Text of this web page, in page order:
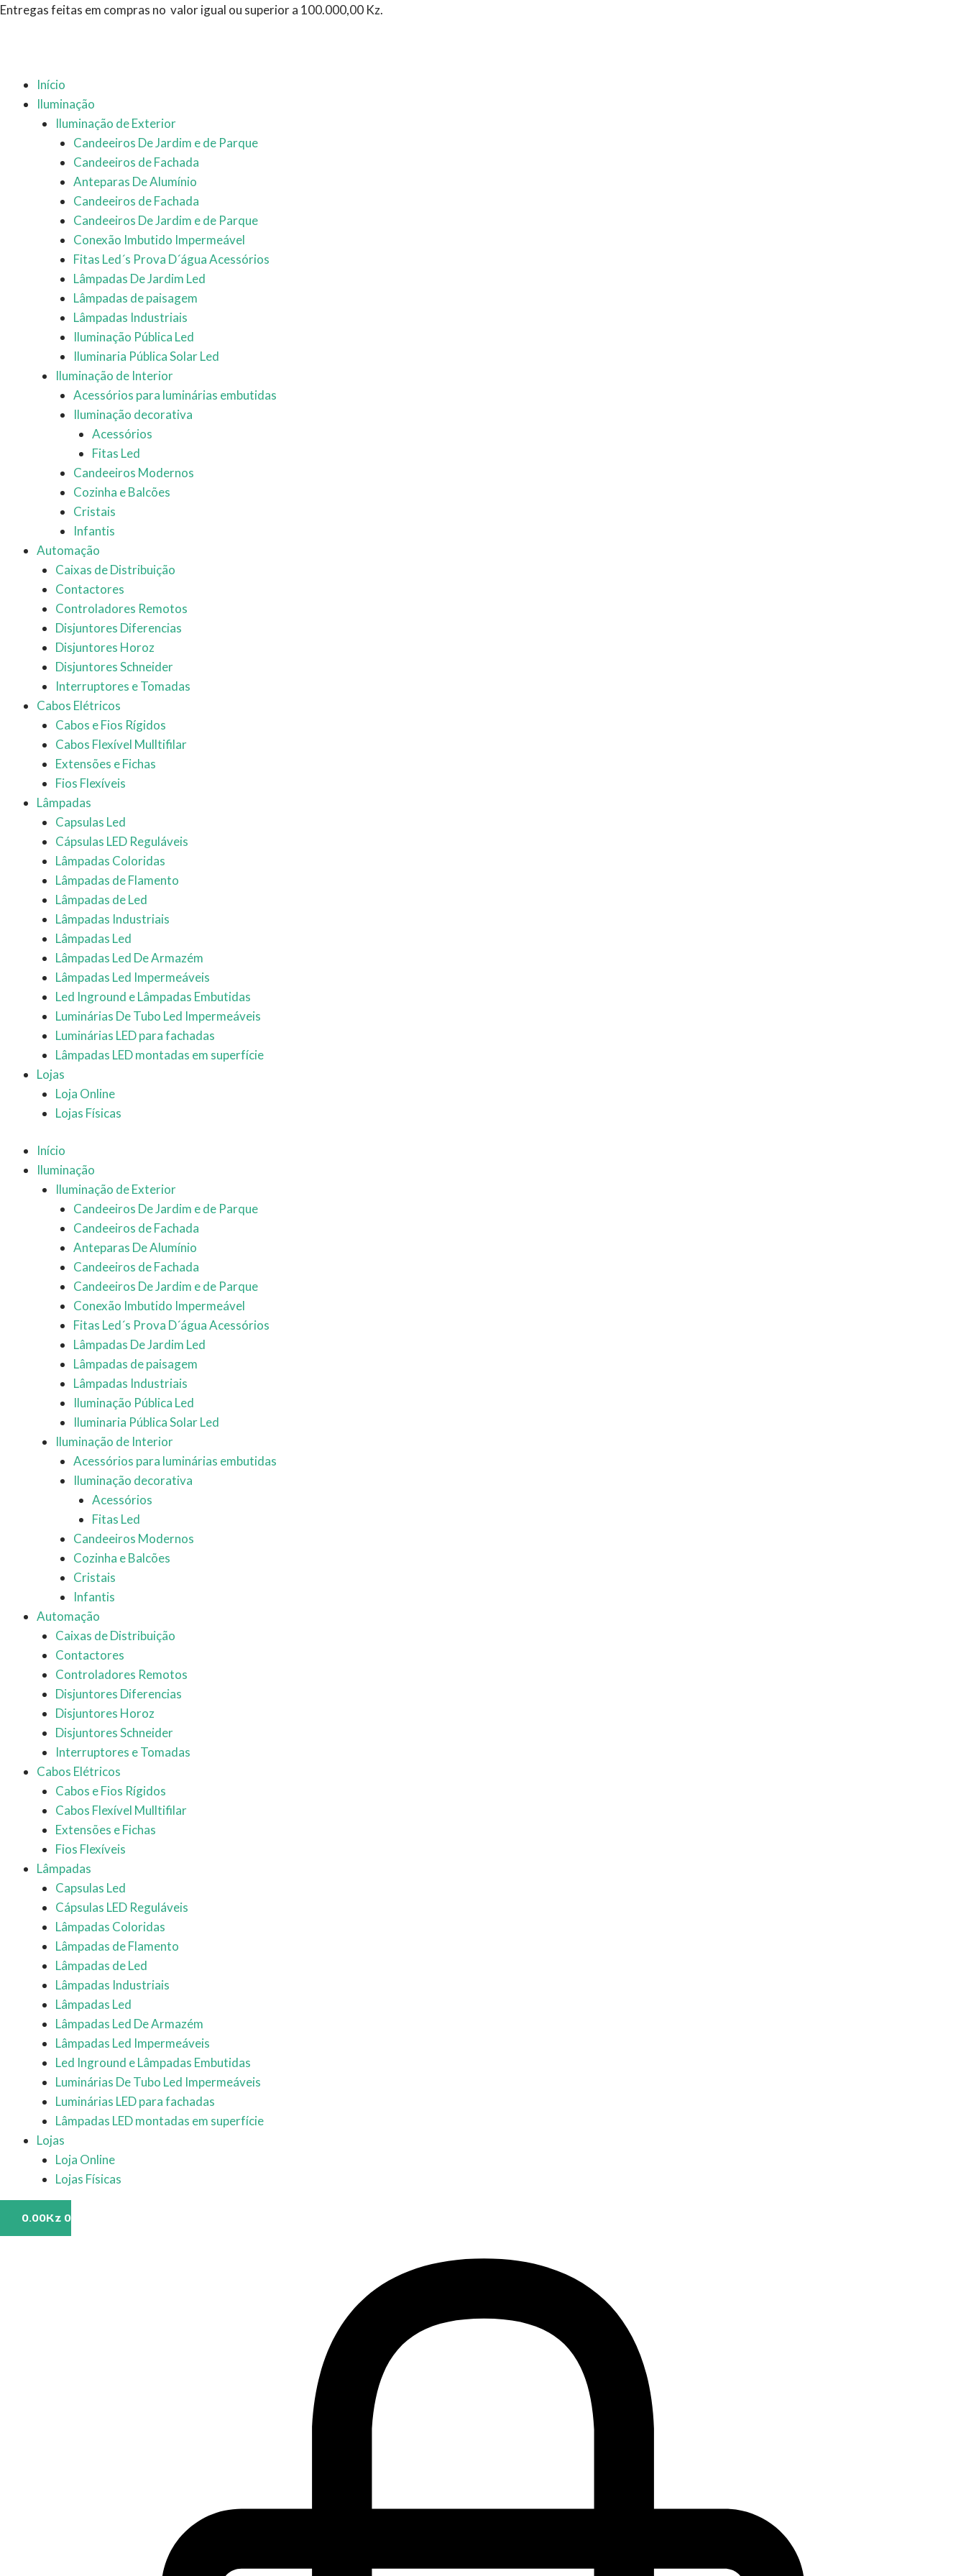
Ir
Entregas feitas em compras no valor igual ou superior a 100.000,00 Kz.
Início
Iluminação
Iluminação de Exterior
Candeeiros De Jardim e de Parque
Candeeiros de Fachada
Anteparas De Alumínio
Candeeiros de Fachada
Candeeiros De Jardim e de Parque
Conexão Imbutido Impermeável
Fitas Led´s Prova D´água Acessórios
Lâmpadas De Jardim Led
Lâmpadas de paisagem
Lâmpadas Industriais
Iluminação Pública Led
Iluminaria Pública Solar Led
Iluminação de Interior
Acessórios para luminárias embutidas
Iluminação decorativa
Acessórios
Fitas Led
Candeeiros Modernos
Cozinha e Balcões
Cristais
Infantis
Automação
Caixas de Distribuição
Contactores
Controladores Remotos
Disjuntores Diferencias
Disjuntores Horoz
Disjuntores Schneider
Interruptores e Tomadas
Cabos Elétricos
Cabos e Fios Rígidos
Cabos Flexível Mulltifilar
Extensões e Fichas
Fios Flexíveis
Lâmpadas
Capsulas Led
Cápsulas LED Reguláveis
Lâmpadas Coloridas
Lâmpadas de Flamento
Lâmpadas de Led
Lâmpadas Industriais
Lâmpadas Led
Lâmpadas Led De Armazém
Lâmpadas Led Impermeáveis
Led Inground e Lâmpadas Embutidas
Luminárias De Tubo Led Impermeáveis
Luminárias LED para fachadas
Lâmpadas LED montadas em superfície
Lojas
Loja Online
Lojas Físicas
Início
Iluminação
Iluminação de Exterior
Candeeiros De Jardim e de Parque
Candeeiros de Fachada
Anteparas De Alumínio
Candeeiros de Fachada
Candeeiros De Jardim e de Parque
Conexão Imbutido Impermeável
Fitas Led´s Prova D´água Acessórios
Lâmpadas De Jardim Led
Lâmpadas de paisagem
Lâmpadas Industriais
Iluminação Pública Led
Iluminaria Pública Solar Led
Iluminação de Interior
Acessórios para luminárias embutidas
Iluminação decorativa
Acessórios
Fitas Led
Candeeiros Modernos
Cozinha e Balcões
Cristais
Infantis
Automação
Caixas de Distribuição
Contactores
Controladores Remotos
Disjuntores Diferencias
Disjuntores Horoz
Disjuntores Schneider
Interruptores e Tomadas
Cabos Elétricos
Cabos e Fios Rígidos
Cabos Flexível Mulltifilar
Extensões e Fichas
Fios Flexíveis
Lâmpadas
Capsulas Led
Cápsulas LED Reguláveis
Lâmpadas Coloridas
Lâmpadas de Flamento
Lâmpadas de Led
Lâmpadas Industriais
Lâmpadas Led
Lâmpadas Led De Armazém
Lâmpadas Led Impermeáveis
Led Inground e Lâmpadas Embutidas
Luminárias De Tubo Led Impermeáveis
Luminárias LED para fachadas
Lâmpadas LED montadas em superfície
Lojas
Loja Online
Lojas Físicas
0.00Kz 0